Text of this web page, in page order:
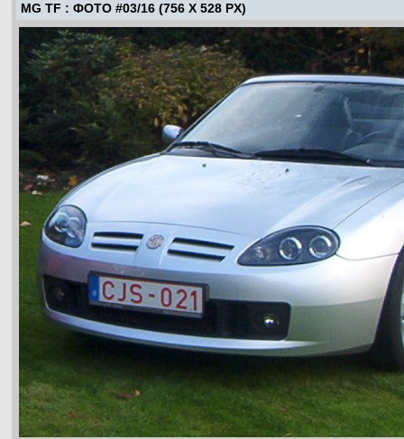
MG TF : ФОТО #03/16 (756 X 528 PX)